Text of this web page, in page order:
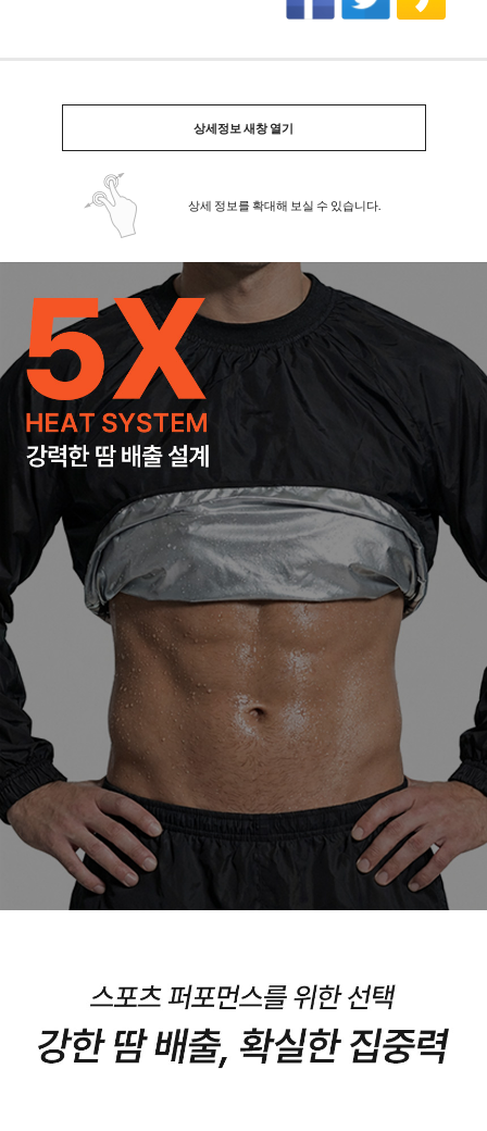
상세정보 새창 열기
상세 정보를 확대해 보실 수 있습니다.